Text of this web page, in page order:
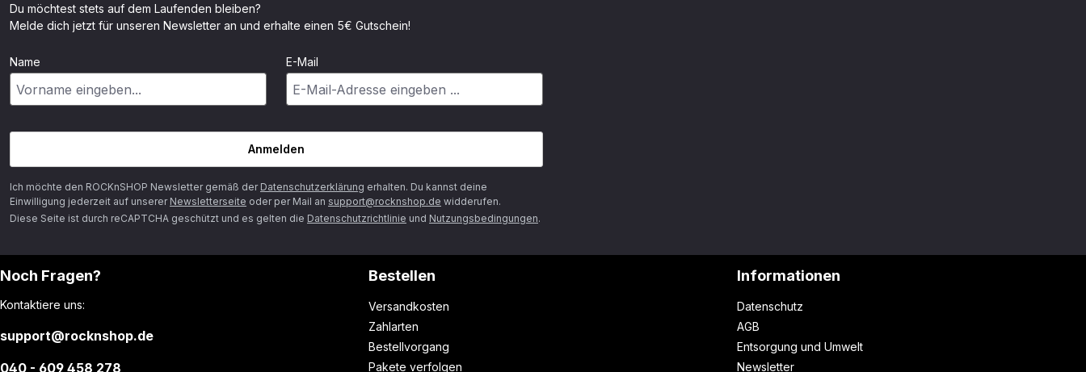
Du möchtest stets auf dem Laufenden bleiben?
Melde dich jetzt für unseren Newsletter an und erhalte einen 5€ Gutschein!
Name E-Mail
Anmelden
Ich möchte den ROCKnSHOP Newsletter gemäß der Datenschutzerklärung erhalten. Du kannst deine
Einwilligung jederzeit auf unserer Newsletterseite oder per Mail an support@rocknshop.de widderufen.
Diese Seite ist durch reCAPTCHA geschützt und es gelten die Datenschutzrichtlinie und Nutzungsbedingungen.
Noch Fragen?
Kontaktiere uns:
support@rocknshop.de
040 - 609 458 278
Bestellen
Versandkosten
Zahlarten
Bestellvorgang
Pakete verfolgen
Informationen
Datenschutz
AGB
Entsorgung und Umwelt
Newsletter